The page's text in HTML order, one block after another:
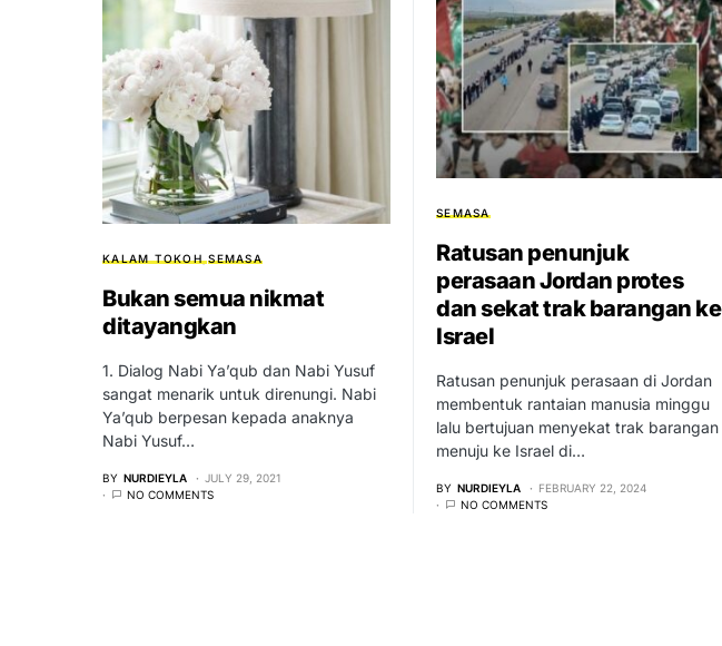
KALAM TOKOH SEMASA
Bukan semua nikmat
ditayangkan
1. Dialog Nabi Ya’qub dan Nabi Yusuf
sangat menarik untuk direnungi. Nabi
Ya’qub berpesan kepada anaknya
Nabi Yusuf…
BY NURDIEYLA
JULY 29, 2021
NO COMMENTS
SEMASA
Ratusan penunjuk
perasaan Jordan protes
dan sekat trak barangan ke
Israel
Ratusan penunjuk perasaan di Jordan
membentuk rantaian manusia minggu
lalu bertujuan menyekat trak barangan
menuju ke Israel di…
BY NURDIEYLA
FEBRUARY 22, 2024
NO COMMENTS